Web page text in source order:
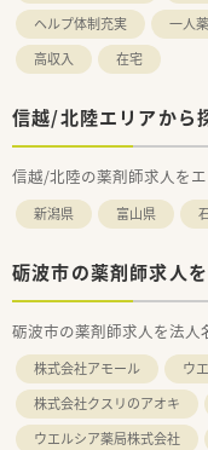
ヘルプ体制充実
一人
高収入
在宅
信越/北陸エリアから
信越/北陸の薬剤師求人を
新潟県 富山県
砺波市の薬剤師求人
砺波市の薬剤師求人を法人
株式会社アモール
ウ
株式会社クスリのアオキ
ウエルシア薬局株式会社